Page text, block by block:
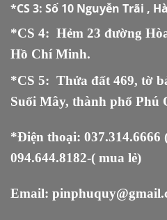
*CS 3: Số 10 Nguyễn Trãi ,
*CS 4: Hẻm 23 đường
Hồ Chí Minh.
*CS 5: Thửa đất 469, tờ
Suối Mây, thành phố Phú
*Điện thoại: 037.314.6666
094.644.8182-( mua lẻ)
Email: